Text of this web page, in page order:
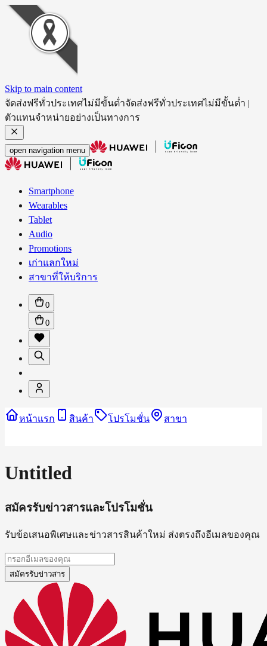
Skip to main content
จัดส่งฟรีทั่วประเทศไม่มีขั้นต่ำจัดส่งฟรีทั่วประเทศไม่มีขั้นต่ำ |
ตัวแทนจำหน่ายอย่างเป็นทางการ
open navigation menu
Smartphone
Wearables
Tablet
Audio
Promotions
เก่าแลกใหม่
สาขาที่ให้บริการ
0
0
หน้าแรก สินค้า โปรโมชั่น สาขา
Untitled
สมัครรับข่าวสารและโปรโมชั่น
รับข้อเสนอพิเศษและข่าวสารสินค้าใหม่ ส่งตรงถึงอีเมลของคุณ
สมัครรับข่าวสาร